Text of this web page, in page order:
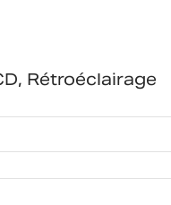
Rétroéclairage